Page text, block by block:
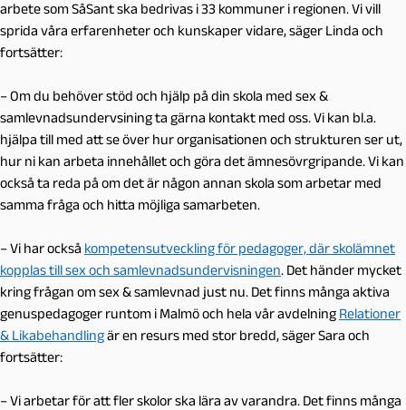
arbete som SåSant ska bedrivas i 33 kommuner i regionen. Vi vill
sprida våra erfarenheter och kunskaper vidare, säger Linda och
fortsätter:
– Om du behöver stöd och hjälp på din skola med sex &
samlevnadsundervsining ta gärna kontakt med oss. Vi kan bl.a.
hjälpa till med att se över hur organisationen och strukturen ser ut,
hur ni kan arbeta innehållet och göra det ämnesövrgripande. Vi kan
också ta reda på om det är någon annan skola som arbetar med
samma fråga och hitta möjliga samarbeten.
– Vi har också kompetensutveckling för pedagoger, där skolämnet
kopplas till sex och samlevnadsundervisningen. Det händer mycket
kring frågan om sex & samlevnad just nu. Det finns många aktiva
genuspedagoger runtom i Malmö och hela vår avdelning Relationer
& Likabehandlingär en resurs med stor bredd, säger Sara och
fortsätter:
– Vi arbetar för att fler skolor ska lära av varandra. Det finns många